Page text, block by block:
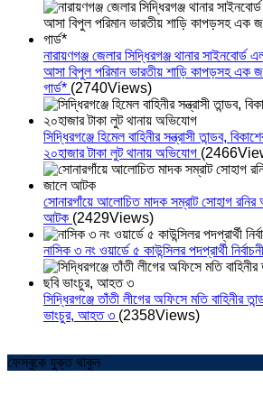
নারায়ণগঞ্জ জেলার সিদ্ধিরগঞ্জ থানার সাইনবোর্ড
আসা বিপুল পরিমান ভারতীয় শাড়ি কাপড়সহ
গার্ড* (2740Views)
সিদ্ধিরগঞ্জে হিমেল বাহিনীর সন্ত্রাসী তান্ডব,
২০হাজার টাকা লুট থানায় অভিযোগ
সোনারগাঁয়ে আলোচিত মাদক সম্রাট সোহাগ রনির
আটক (2429Views)
নাসিক ৩ নং ওয়ার্ডে ৫ কাউন্সিলর পদপ্রার্থী
সিদ্ধিরগঞ্জে তাঁতী লীগের অফিসে মতি বাহিনীর
ভাংচুর, আহত ৩ (2358Views)
ফেসবুকে যুক্ত থাকুন